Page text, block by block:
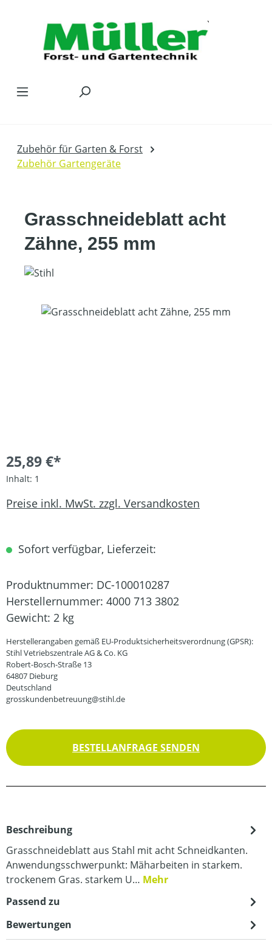
Zubehör für Garten & Forst
Zubehör Gartengeräte
Grasschneideblatt acht
Zähne, 255 mm
Bildergalerie überspringen
25,89 €*
Inhalt: 1
Preise inkl. MwSt. zzgl. Versandkosten
Sofort verfügbar, Lieferzeit:
Produktnummer: DC-100010287
Herstellernummer: 4000 713 3802
Gewicht: 2 kg
Herstellerangaben gemäß EU-Produktsicherheitsverordnung (GPSR):
Stihl Vetriebszentrale AG & Co. KG
Robert-Bosch-Straße 13
64807 Dieburg
Deutschland
grosskundenbetreuung@stihl.de
BESTELLANFRAGE SENDEN
Beschreibung
Grasschneideblatt aus Stahl mit acht Schneidkanten.
Anwendungsschwerpunkt: Mäharbeiten in starkem.
trockenem Gras. starkem U… Mehr
Passend zu
Bewertungen